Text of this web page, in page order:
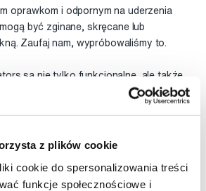
z plików cookie
cookie do spersonalizowania treści
funkcje społecznościowe i
oprawkom i odpornym na uderzenia
być zginane, skręcane lub
Zaufaj nam, wypróbowaliśmy to.
są nie tylko funkcjonalne, ale także
zapewnią Twojemu dziecku radość z
bardzo ważną wartością dla Babiators.
je BEZPŁATNIE. Ty płacisz tylko za
aby uzyskać więcej informacji.